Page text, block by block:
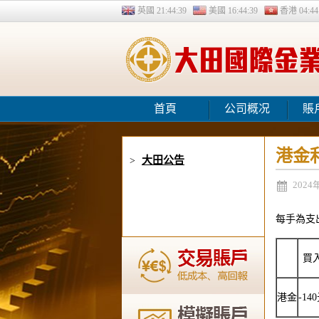
英國 21:44:39 美國 16:44:39 香港
首頁 公司概况 賬
> 大田公告 港金
2024
每手為支
買
港金-